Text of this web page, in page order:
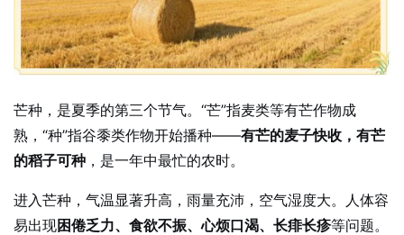
芒种，是夏季的第三个节气。“芒”指麦类等有芒作物成
熟，“种”指谷黍类作物开始播种——有芒的麦子快收，有芒
的稻子可种 ，是一年中最忙的农时。
进入芒种，气温显著升高，雨量充沛，空气湿度大。人体容
易出现困倦乏力、食欲不振、心烦口渴、长痱长疹等问题。